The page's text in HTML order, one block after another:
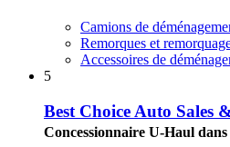
Camions de
Remorques et
Accessoires de
5
Best Choice Auto Sales
Concessionnaire U-Haul dans